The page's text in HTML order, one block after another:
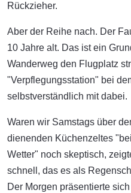
Rückzieher.
Aber der Reihe nach. Der
10 Jahre alt. Das ist ein
Wanderweg den Flugplatz
"Verpflegungsstation" bei
selbstverständlich mit dabei.
Waren wir Samstags über
dienenden Küchenzeltes
Wetter" noch skeptisch,
schnell, das es als
Der Morgen präsentierte